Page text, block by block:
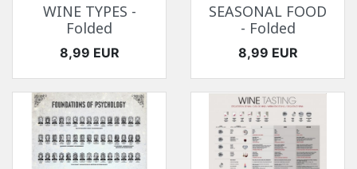
WINE TYPES -
Folded
Ár
8,99 EUR
SEASONAL FOOD
- Folded
Ár
8,99 EUR